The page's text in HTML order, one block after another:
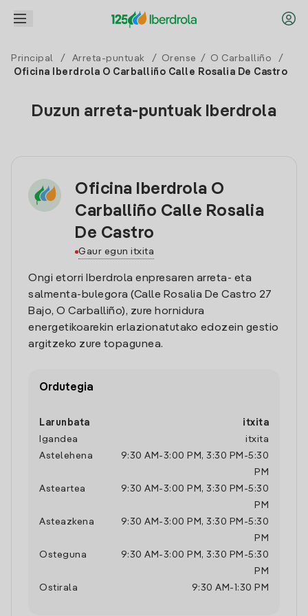
Principal / Arreta-puntuak / Orense / O Carballiño
/
Oficina Iberdrola O Carballiño Calle Rosalia De Castro
Duzun arreta-puntuak Iberdrola
Oficina Iberdrola O
Carballiño Calle Rosalia
De Castro
Gaur egun itxita
Ongi etorri Iberdrola enpresaren arreta- eta
salmenta-bulegora (Calle Rosalia De Castro 27
Bajo, O Carballiño), zure hornidura
energetikoarekin erlazionatutako edozein gestio
argitzeko zure topagunea.
Ordutegia
Larunbata
itxita
Igandea
itxita
Astelehena
9:30 AM -3:00 PM , 3:30 PM -5:30
PM
Asteartea
9:30 AM -3:00 PM , 3:30 PM -5:30
PM
Asteazkena
9:30 AM -3:00 PM , 3:30 PM -5:30
PM
Osteguna
9:30 AM -3:00 PM , 3:30 PM -5:30
PM
Ostirala
9:30 AM - 1:30 PM